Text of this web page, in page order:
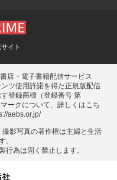
イト
店・電子書籍配信サービス
ツ使用許諾を得た正規版配信
登録商標（登録番号 第
ークについて、詳しくはこち
aebs.or.jp/
影写真の著作権は主婦と⽣活
。
⾏為は固く禁⽌します。